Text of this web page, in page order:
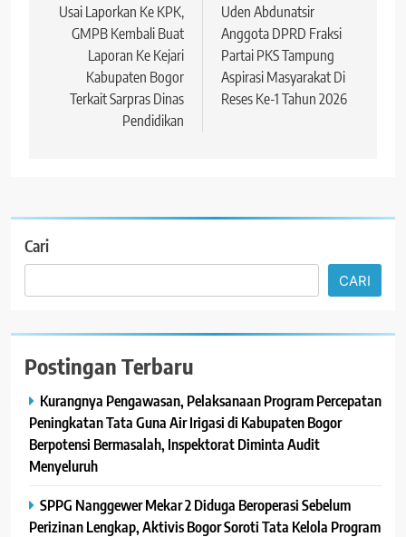
pos
Usai Laporkan Ke KPK,
GMPB Kembali Buat
Laporan Ke Kejari
Kabupaten Bogor
Terkait Sarpras Dinas
Pendidikan
Uden Abdunatsir
Anggota DPRD Fraksi
Partai PKS Tampung
Aspirasi Masyarakat Di
Reses Ke-1 Tahun 2026
Cari
CARI
Postingan Terbaru
Kurangnya Pengawasan, Pelaksanaan Program Percepatan
Peningkatan Tata Guna Air Irigasi di Kabupaten Bogor
Berpotensi Bermasalah, Inspektorat Diminta Audit
Menyeluruh
SPPG Nanggewer Mekar 2 Diduga Beroperasi Sebelum
Perizinan Lengkap, Aktivis Bogor Soroti Tata Kelola Program